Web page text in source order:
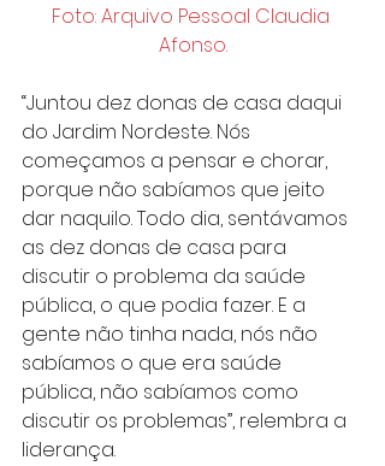
Foto: Arquivo Pessoal Claudia
Afonso.
“Juntou dez donas de casa daqui
do Jardim Nordeste. Nós
começamos a pensar e chorar,
porque não sabíamos que jeito
dar naquilo. Todo dia, sentávamos
as dez donas de casa para
discutir o problema da saúde
pública, o que podia fazer. E a
gente não tinha nada, nós não
sabíamos o que era saúde
pública, não sabíamos como
discutir os problemas”, relembra a
liderança.